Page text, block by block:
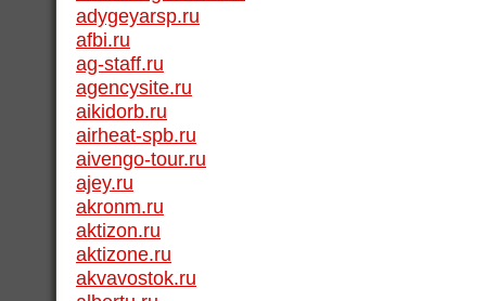
adygeyarsp.ru
afbi.ru
ag-staff.ru
agencysite.ru
aikidorb.ru
airheat-spb.ru
aivengo-tour.ru
ajey.ru
akronm.ru
aktizon.ru
aktizone.ru
akvavostok.ru